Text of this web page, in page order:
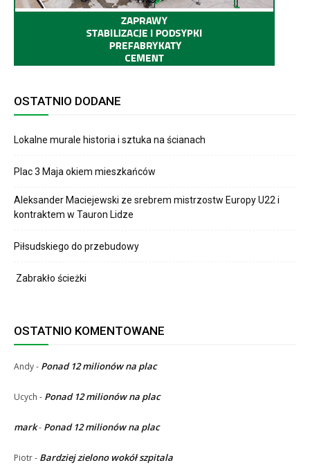
OSTATNIO DODANE
Lokalne murale historia i sztuka na ścianach
Plac 3 Maja okiem mieszkańców
Aleksander Maciejewski ze srebrem mistrzostw Europy U22 i
kontraktem w Tauron Lidze
Piłsudskiego do przebudowy
Zabrakło ścieżki
OSTATNIO KOMENTOWANE
Andy- Ponad 12 milionów na plac
Ucych - Ponad 12 milionów na plac
mark- Ponad 12 milionów na plac
Piotr- Bardziej zielono wokół szpitala